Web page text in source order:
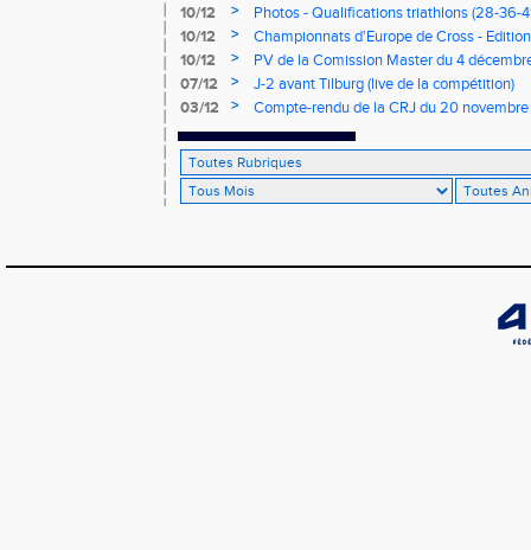
10/12
>
Photos - Qualifications triathlons (28-36-
10/12
>
Championnats d'Europe de Cross -
10/12
>
PV de la Comission Master du 4
07/12
>
J-2 avant Tilburg (live de la compétition)
03/12
> Compte-rendu de la CRJ du 20 novembre